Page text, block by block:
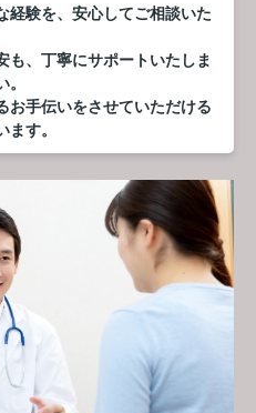
経験を、安心してご相談いた
も、丁寧にサポートいたしま
お手伝いをさせていただける
す。